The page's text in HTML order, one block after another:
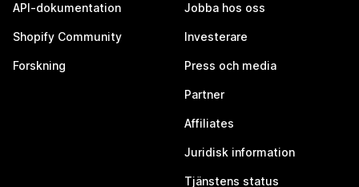
API-dokumentation
Shopify Community
Forskning
Jobba hos oss
Investerare
Press och media
Partner
Affiliates
Juridisk information
Tjänstens status